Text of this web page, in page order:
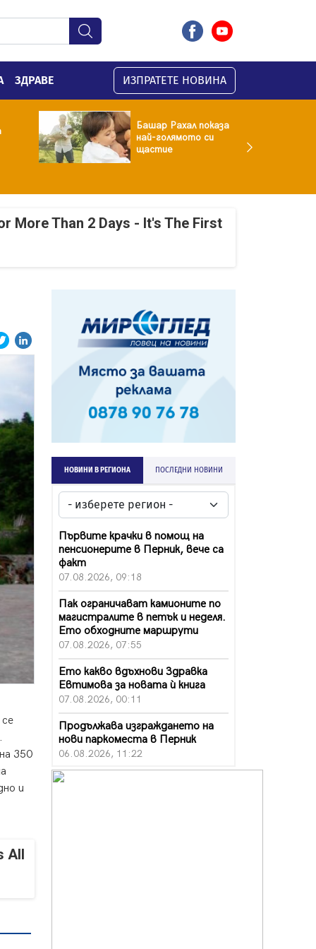
ЗДРАВЕ ИЗПРАТЕТЕ НОВИНА
Башар Рахал показа
най-голямото си
щастие
More Than 2 Days - It's The First
350
и
All
НОВИНИ В РЕГИОНА ПОСЛЕДНИ НОВИНИ
Първите крачки в помощ на
пенсионерите в Перник, вече са
факт
07.08.2026, 09:18
Пак ограничават камионите по
магистралите в петък и неделя.
Ето обходните маршрути
07.08.2026, 07:55
Ето какво вдъхнови Здравка
Евтимова за новата ѝ книга
07.08.2026, 00:11
Продължава изграждането на
нови паркоместа в Перник
06.08.2026, 11:22
Върви почистване на главен път